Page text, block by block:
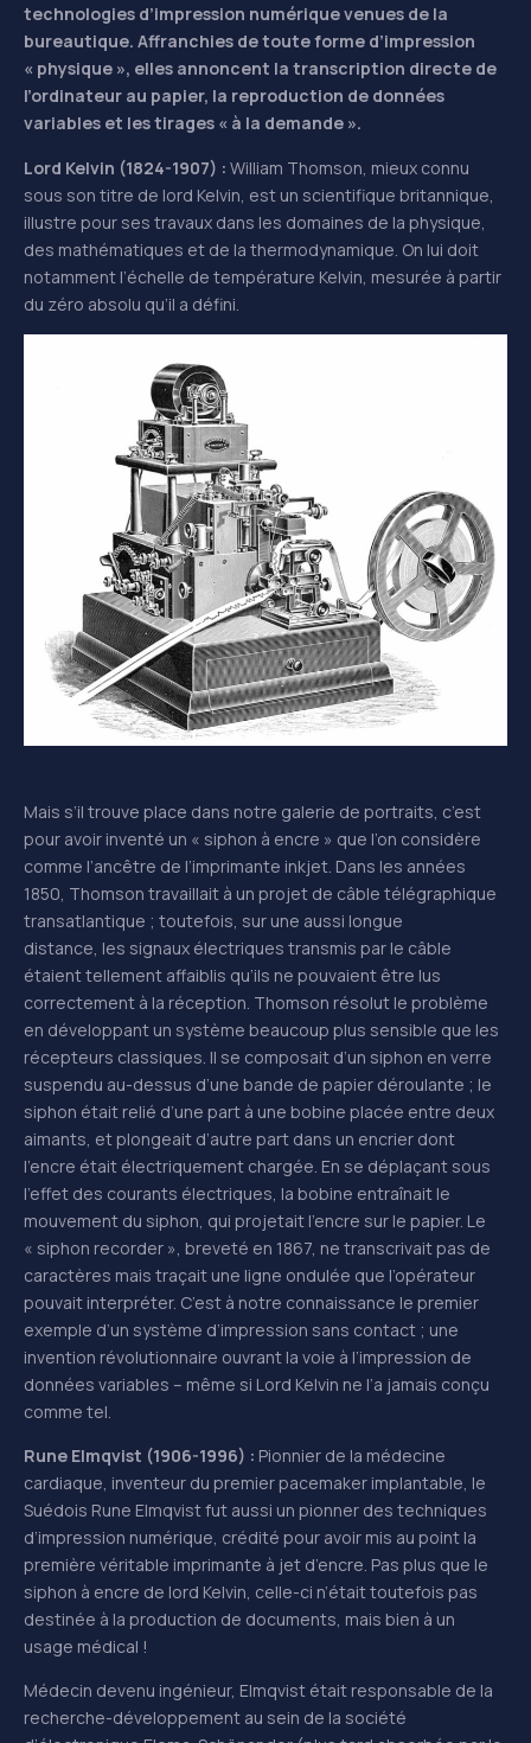
technologies d’impression numérique venues de la
bureautique. Affranchies de toute forme d’impression
« physique », elles annoncent la transcription directe de
l’ordinateur au papier, la reproduction de données
variables et les tirages « à la demande ».
Lord Kelvin (1824-1907) : William Thomson, mieux connu
sous son titre de lord Kelvin, est un scientifique britannique,
illustre pour ses travaux dans les domaines de la physique,
des mathématiques et de la thermodynamique. On lui doit
notamment l’échelle de température Kelvin, mesurée à partir
du zéro absolu qu’il a défini.
Mais s’il trouve place dans notre galerie de portraits, c’est
pour avoir inventé un « siphon à encre » que l’on considère
comme l’ancêtre de l’imprimante inkjet. Dans les années
1850, Thomson travaillait à un projet de câble télégraphique
transatlantique ; toutefois, sur une aussi longue
distance, les signaux électriques transmis par le câble
étaient tellement affaiblis qu’ils ne pouvaient être lus
correctement à la réception. Thomson résolut le problème
en développant un système beaucoup plus sensible que les
récepteurs classiques. Il se composait d’un siphon en verre
suspendu au-dessus d’une bande de papier déroulante ; le
siphon était relié d’une part à une bobine placée entre deux
aimants, et plongeait d’autre part dans un encrier dont
l’encre était électriquement chargée. En se déplaçant sous
l’effet des courants électriques, la bobine entraînait le
mouvement du siphon, qui projetait l’encre sur le papier. Le
« siphon recorder », breveté en 1867, ne transcrivait pas de
caractères mais traçait une ligne ondulée que l’opérateur
pouvait interpréter. C’est à notre connaissance le premier
exemple d’un système d’impression sans contact ; une
invention révolutionnaire ouvrant la voie à l’impression de
données variables – même si Lord Kelvin ne l’a jamais conçu
comme tel.
Rune Elmqvist (1906-1996) : Pionnier de la médecine
cardiaque, inventeur du premier pacemaker implantable, le
Suédois Rune Elmqvist fut aussi un pionner des techniques
d’impression numérique, crédité pour avoir mis au point la
première véritable imprimante à jet d’encre. Pas plus que le
siphon à encre de lord Kelvin, celle-ci n’était toutefois pas
destinée à la production de documents, mais bien à un
usage médical !
Médecin devenu ingénieur, Elmqvist était responsable de la
recherche-développement au sein de la société